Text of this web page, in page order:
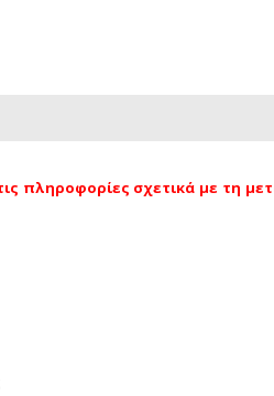
πληροφορίες σχετικά με τη